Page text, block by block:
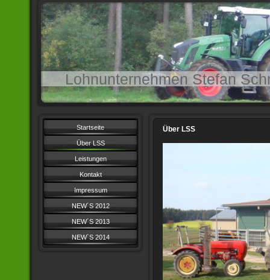
Lohnunternehmen Stefan
Startseite
Über LSS
Leistungen
Kontakt
Impressum
NEW´S 2012
NEW´S 2013
NEW`S 2014
Über LSS